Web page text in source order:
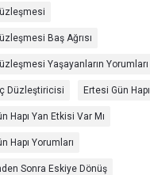
Baş Ağrısı
Yaşayanların Yorumları
Düzleştiricisi Ertesi Gün Hapı
Hapı Yan Etkisi Var Mı
Hapı Yorumları
Sonra Eskiye Dönüş